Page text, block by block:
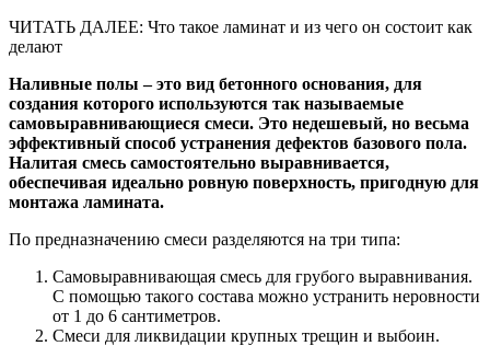
ЧИТАТЬ ДАЛЕЕ: Что такое ламинат и из чего он состоит как
делают
Наливные полы – это вид бетонного основания, для
создания которого используются так называемые
самовыравнивающиеся смеси. Это недешевый, но весьма
эффективный способ устранения дефектов базового пола.
Налитая смесь самостоятельно выравнивается,
обеспечивая идеально ровную поверхность, пригодную для
монтажа ламината.
По предназначению смеси разделяются на три типа:
Самовыравнивающая смесь для грубого выравнивания.
С помощью такого состава можно устранить неровности
от 1 до 6 сантиметров.
Смеси для ликвидации крупных трещин и выбоин.